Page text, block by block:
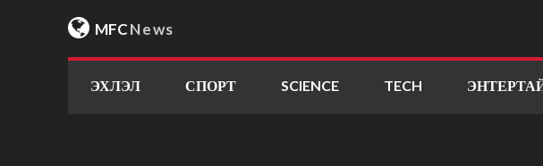
MFCNews
ЭХЛЭЛ СПОРТ SCIENCE TECH